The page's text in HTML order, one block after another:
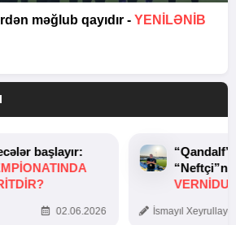
məğlub qayıdır - YENİLƏNİB
başlayır:
02.06.2026 İsmayıl